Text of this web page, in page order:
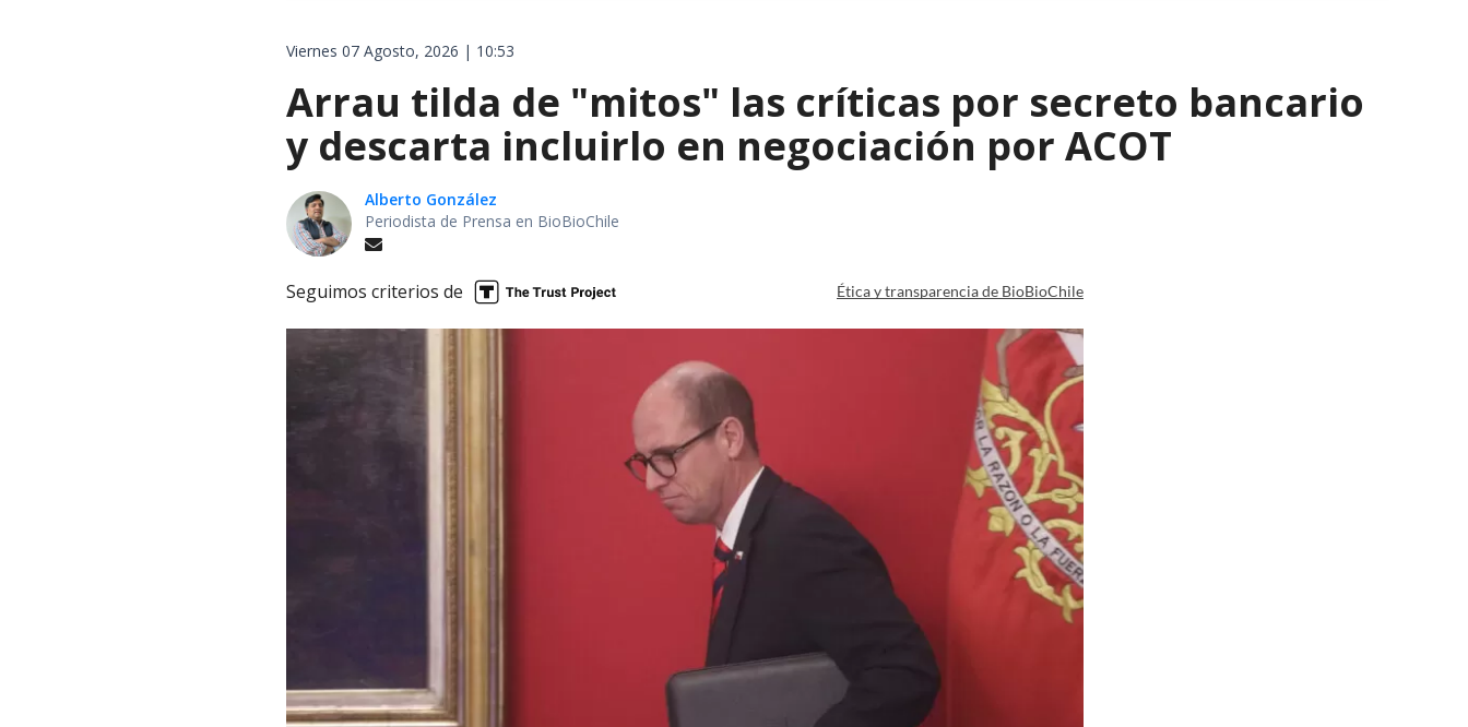
Viernes 07 Agosto, 2026 | 10:53
Arrau tilda de "mitos" las críticas por secreto bancario
y descarta incluirlo en negociación por ACOT
Alberto González
Periodista de Prensa en BioBioChile
Seguimos criterios de Ética y transparencia de BioBioChile